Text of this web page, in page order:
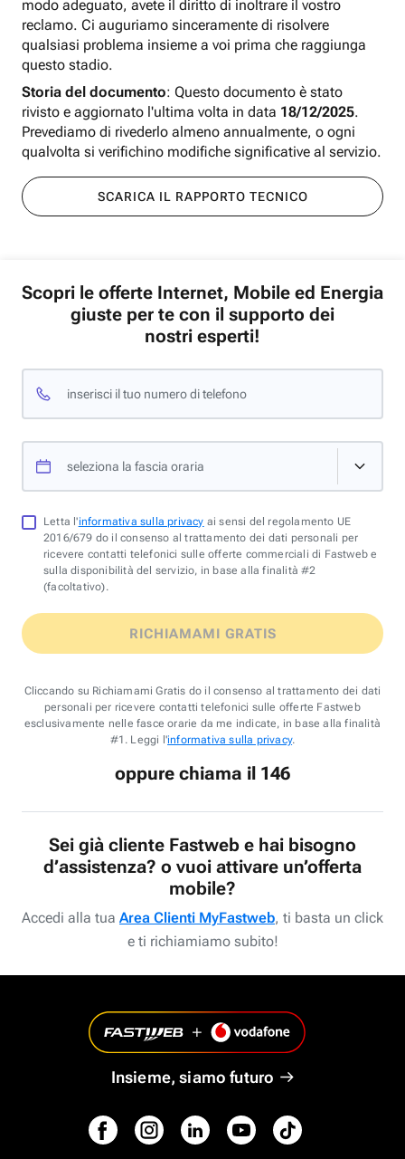
modo adeguato, avete il diritto di inoltrare il vostro
reclamo. Ci auguriamo sinceramente di risolvere
qualsiasi problema insieme a voi prima che raggiunga
questo stadio.
Storia del documento: Questo documento è stato
rivisto e aggiornato l'ultima volta in data 18/12/2025.
Prevediamo di rivederlo almeno annualmente, o ogni
qualvolta si verifichino modifiche significative al servizio.
SCARICA IL RAPPORTO TECNICO
Scopri le offerte Internet, Mobile ed Energia
giuste per te con il supporto dei
nostri esperti!
inserisci il tuo numero di telefono
seleziona la fascia oraria
Letta l'informativa sulla privacy ai sensi del regolamento UE
2016/679 do il consenso al trattamento dei dati personali per
ricevere contatti telefonici sulle offerte commerciali di Fastweb e
sulla disponibilità del servizio, in base alla finalità #2
(facoltativo).
RICHIAMAMI GRATIS
Cliccando su Richiamami Gratis do il consenso al trattamento dei dati
personali per ricevere contatti telefonici sulle offerte Fastweb
esclusivamente nelle fasce orarie da me indicate, in base alla finalità
#1. Leggi l'informativa sulla privacy.
oppure chiama il 146
Sei già cliente Fastweb e hai bisogno
d’assistenza? o vuoi attivare un’offerta
mobile?
Accedi alla tua Area Clienti MyFastweb, ti basta un click
e ti richiamiamo subito!
Insieme, siamo futuro